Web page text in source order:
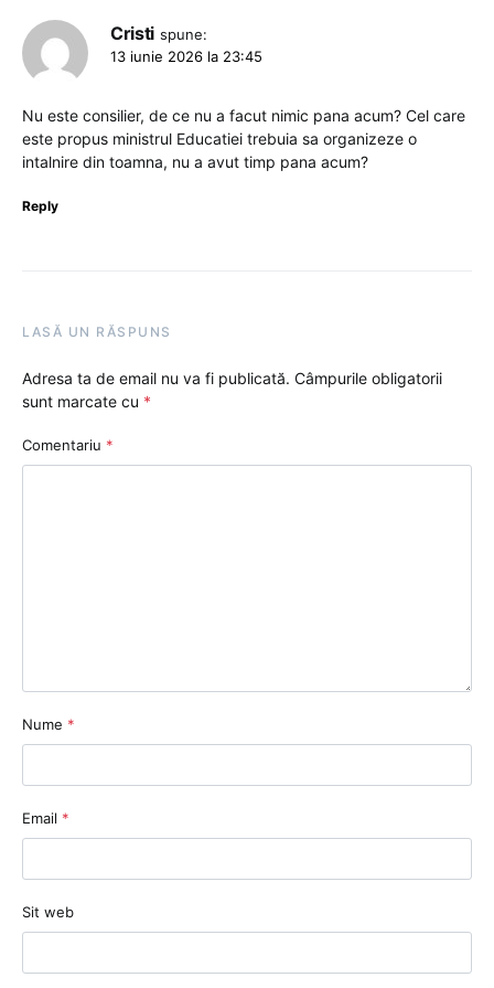
Cristi spune:
13 iunie 2026 la 23:45
Nu este consilier, de ce nu a facut nimic pana acum? Cel care
este propus ministrul Educatiei trebuia sa organizeze o
intalnire din toamna, nu a avut timp pana acum?
Reply
LASĂ UN RĂSPUNS
Adresa ta de email nu va fi publicată. Câmpurile obligatorii
sunt marcate cu *
Comentariu *
Nume *
Email *
Sit web